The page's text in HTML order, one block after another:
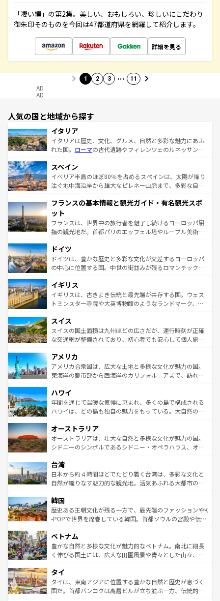
「凄い編」の第2集。美しい、おもしろい、珍しいにこだわり
御朱印そのものを今回は47都道府県を網羅して紹介します。
詳細を見る
1 2 3 … 11
AD
AD
人気の国と地域から探す
イタリア
イタリアは歴史、文化、グルメ、自然と多彩な魅力にあふ
れた国。 ローマの古代遺跡やフィレンツェのルネッサンス
ろん、トスカーナの美しい田園風景やアマルフィ海岸の絶
景など、自然景観も見逃せない。観光の合間には、本場の
ピザやパスタなど、絶品のイタリア料理を堪能することも
ませてくれるイタリアで、忘れられない旅をしてみよう！
なお、新着のイタリア情報は
しい。
スペイン
イベリア半島のほぼ80％を占めるスペインは、太陽が降り
注ぐ地中海沿岸から雄大なピレネー山脈まで、多彩な自然
文化が根付くこの国では、情熱的なフラメンコ、熱気あふ
れる闘牛、そして美味しいタパスが生活の一部となってい
る。首都マドリードの洗練された雰囲気や、バルセロナの
アートに溢れた街角から、地方では古代ローマ遺跡や中世
せる。地方によって風土や気候が異なるスペインはその個
性で訪れる人を魅了する。 なお、新着のスペイン情報は コ
ンテンツ一覧を参照してほしい。
フランスの基本情報と観光ガイド・有名観光スポ
ット
フランスは、世界中の旅行者を魅了し続けるヨーロッパ屈
指の観光地だ。首都パリのエッフェル塔やルーブル美術館
で、幅広い魅力が詰まっている。華麗な宮殿、歴史的な大
聖堂、美しいビーチ、そして豊かな自然が、訪れる者を心
から魅了する。また、フランスは美食の国としても知ら
いる。シャンパンの発祥地であるランス、プロヴァンスの
香り高いラベンダー畑など、多彩な楽しみ方が可能だ。さ
らに、パリ以外の地域にも魅力が溢れており、どの街角に
れる地方に足を運ぶとそれぞれで全く異なる文化を体験で
きるだろう。 なお、新着のフランス情報はコンテンツ一覧
を参照してほしい。
ドイツ
ドイツは、豊かな歴史と多彩な文化が交差するヨーロッパ
の中心に位置する国。中世の街並みが残るロマンチック街
顔を持つこの国は、どこを歩いても飽きることがない。ベ
ルリンの文化的活気、バイエルン州のアルプスの絶景、そ
してライン川沿いのワイン畑といった風景は必見。ビール
は、お酒好きな人にはぜひ体験してほしい。 なお、新着の
ドイツ情報はコンテンツ一覧を参照してほしい。
イギリス
イギリスは、古きよき伝統と最先端が共存する国。ウェス
トミンスター寺院や大英博物館のようなランドマーク、歴
リアごとに異なる魅力がある。また、優雅なアフタヌーン
ティー、ビール好きにはたまらない英国パブ、サッカー観
戦など、本場だからこそできる体験も豊富。イギリスを旅
ンツ一覧を参照してほしい。
スイス
スイスの国土面積は九州ほどの広さだが、運行時刻が正確
な交通網が整備されており、初心者でも安心して個人旅行
の建物がそのまま残る町や、スイスならではのユニークな
博物館もあり、アルプス観光だけでなく町歩きも満喫する
ことができる。国民の所得が高いため物価も高いが、旅行
ば市内交通費無料で観光を楽しむこともできる。 なお、新
着のスイス情報はコンテンツ一覧 を参照してほしい。
アメリカ
アメリカ合衆国は、広大な土地と多様な文化が魅力の国。
東海岸の都市部から西海岸のカリフォルニアまで、訪れる
のような巨大都市は、観光、ショッピング、エンターテイ
ンメントが詰まった刺激的なスポットだ。一方、アメリカ
西部には大自然が広がり、グランドキャニオンやイエロー
部のニューオーリンズでは、音楽と美食が融合した独特の
文化が魅力。旅行者はアメリカの各地域で異なる魅力を楽
しみながら、その多様性と豊かな歴史を感じることができ
ならではの贅沢な旅のスタイルだ。 なお、新着のアメリカ
情報はコンテンツ一覧を参照してほしい。
ハワイ
年間を通じて温暖な気候に恵まれ、多くの島で構成される
ハワイは、どの島も独自の魅力をもっている。大自然の神
ワイ島は見逃せない。また、定番の観光地といえばオアフ
島だが、静かな自然を求めるならマウイ島やカウアイ島が
おすすめ。エメラルドグリーンに輝く海をはじめ、豊かな
れるおもてなしの心で訪れる人々を迎えてくれるハワイの
人々、おいしいローカルフードやハワイアンミュージッ
ク、伝統的なフラダンスなど、すべてがハワイの魅力を彩
ワイを、存分に味わってほしい。 なお、新着のハワイ情報
はコンテンツ一覧を参照してほしい。
オーストラリア
オーストラリアは、壮大な自然と多様な文化が魅力の国。
シドニーのシンボルであるシドニー・オペラハウス、オー
リアリーフや大陸中央部にそびえるウルル（エアーズロッ
ク）、タスマニアの美しい原生林やケアンズの熱帯雨林な
ど、見どころがたくさん。また、カフェやワイン、オージ
いる。アクティビティも充実しており、サーフィンやダイ
ビング、ハイキングなど、アウトドア好きにはたまらな
い。オーストラリアの多彩な魅力を存分に味わいつくそ
参照してほしい。
台湾
日本から約４時間ほどでたどり着く台湾は、多彩な文化と
自然が織りなす魅力的な観光地。活気あふれる大都市の台
ン）、静ひつな山岳地帯である台湾東部など、都市の喧騒
と山間の静けさが共存しており、訪れる人に新しい発見と
驚きをもたらしてくれる。また、奥深い台湾の食文化も魅
容にもいいと評判のスイーツなど、バラエティ豊かな料理
が味わえる。 なお、新着の台湾情報は コンテンツ一覧を参
照してほしい。
韓国
歴史ある王朝文化が残る一方で、最先端のファッションやK
-POPで世界を席巻している韓国。首都ソウルの宮殿や伝統
き、地方に足を延ばせば四季折々の自然美を楽しむことが
できる。そして、キムチや焼肉、絶品のストリートフード
まで、さまざまな韓国料理が待っている。夜には、韓国な
リティに包まれながら、韓国の多彩な魅力を心ゆくまで味
わってみてほしい。 なお、新着の韓国情報はコンテンツ一
覧を参照してほしい。
ベトナム
豊かな自然と多様な文化が魅力的なベトナム。南北に細長
く伸びる国土には、広大な田園風景や青々とした山々、世
急速な発展と共に伝統が息づく。ハノイの古い町並みやホ
ーチミン市のフランス統治時代の建物も、独特の雰囲気を
醸し出している。また、バラエティの豊かさとおいしさで
タイ
タイは、東南アジアに位置する豊かな自然と歴史が息づく
国だ。首都バンコクは高層ビルが立ち並ぶ一方、伝統的な